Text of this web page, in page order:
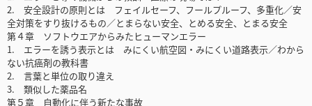
2. 安全設計の原則とは フェイルセーフ、フールプルーフ、多重化／安
全対策をすり抜けるもの／とまらない安全、とめる安全、とまる安全
第４章 ソフトウエアからみたヒューマンエラー
1. エラーを誘う表示とは みにくい航空図・みにくい道路表示／わから
ない抗癌剤の教科書
2. 言葉と単位の取り違え
3. 類似した薬品名
第５章 自動化に伴う新たな事故